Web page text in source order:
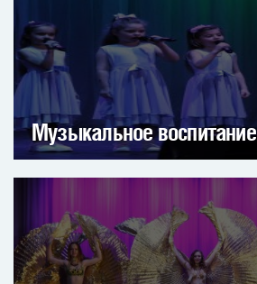
Музыкальное воспитание